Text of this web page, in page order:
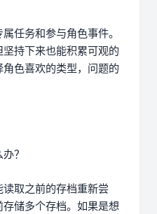
任务和参与角色事件。
持下来也能积累可观的
色喜欢的类型，问题的
？
取之前的存档重新尝
储多个存档。如果是想